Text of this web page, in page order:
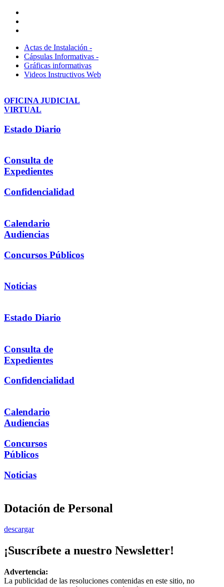
Actas de Instalación -
Cápsulas Informativas -
Gráficas informativas
Videos Instructivos Web
OFICINA JUDICIAL
VIRTUAL
Estado Diario
Consulta de
Expedientes
Confidencialidad
Calendario
Audiencias
Concursos Públicos
Noticias
Estado Diario
Consulta de
Expedientes
Confidencialidad
Calendario
Audiencias
Concursos
Públicos
Noticias
Dotación de Personal
descargar
¡Suscríbete a nuestro Newsletter!
Advertencia:
La publicidad de las resoluciones contenidas en este sitio, no